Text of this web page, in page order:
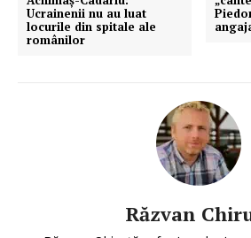
Ucrainenii nu au luat
locurile din spitale ale
românilor
Răzvan